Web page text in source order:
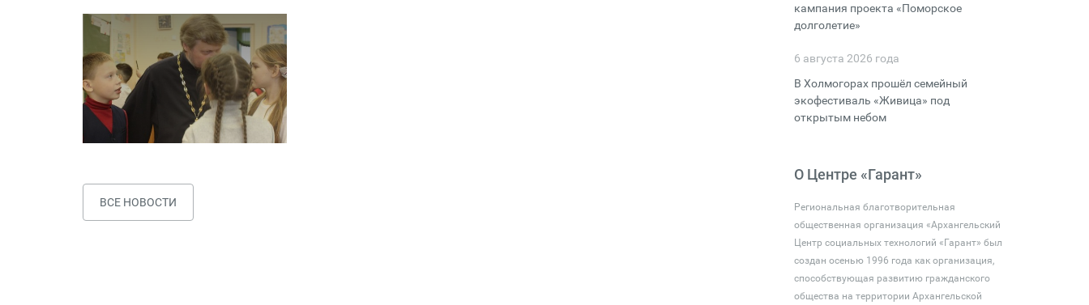
ВСЕ НОВОСТИ
кампания проекта «Поморское
долголетие»
6 августа 2026 года
В Холмогорах прошёл семейный
экофестиваль «Живица» под
открытым небом
О Центре «Гарант»
Региональная благотворительная
общественная организация «Архангельский
Центр социальных технологий «Гарант» был
создан осенью 1996 года как организация,
способствующая развитию гражданского
общества на территории Архангельской